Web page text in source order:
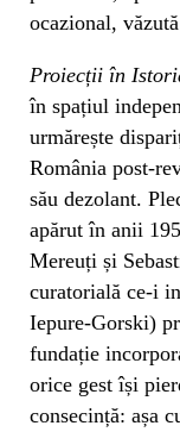
ocazional,
Proiecții în
în spațiul
urmărește
România post-
său dezolant.
apărut în anii
Mereuți și
curatorială ce-i
Iepure-Gorski)
fundație
orice gest își
consecință: așa